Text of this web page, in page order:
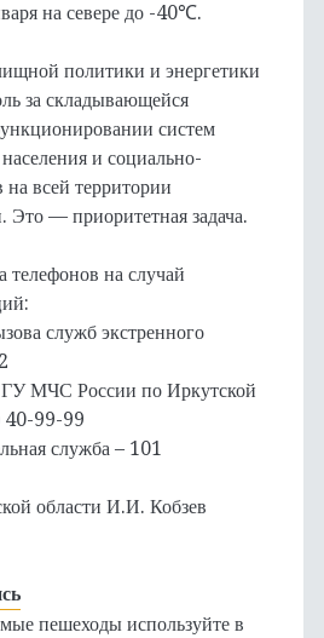
на севере до -40℃.
политики и энергетики
за складывающейся
систем
и социально-
всей территории
Это — приоритетная задача.
на случай
служб экстренного
ГУ МЧС России по Иркутской
40-99-99
служба – 101
области И.И. Кобзев
пешеходы используйте в